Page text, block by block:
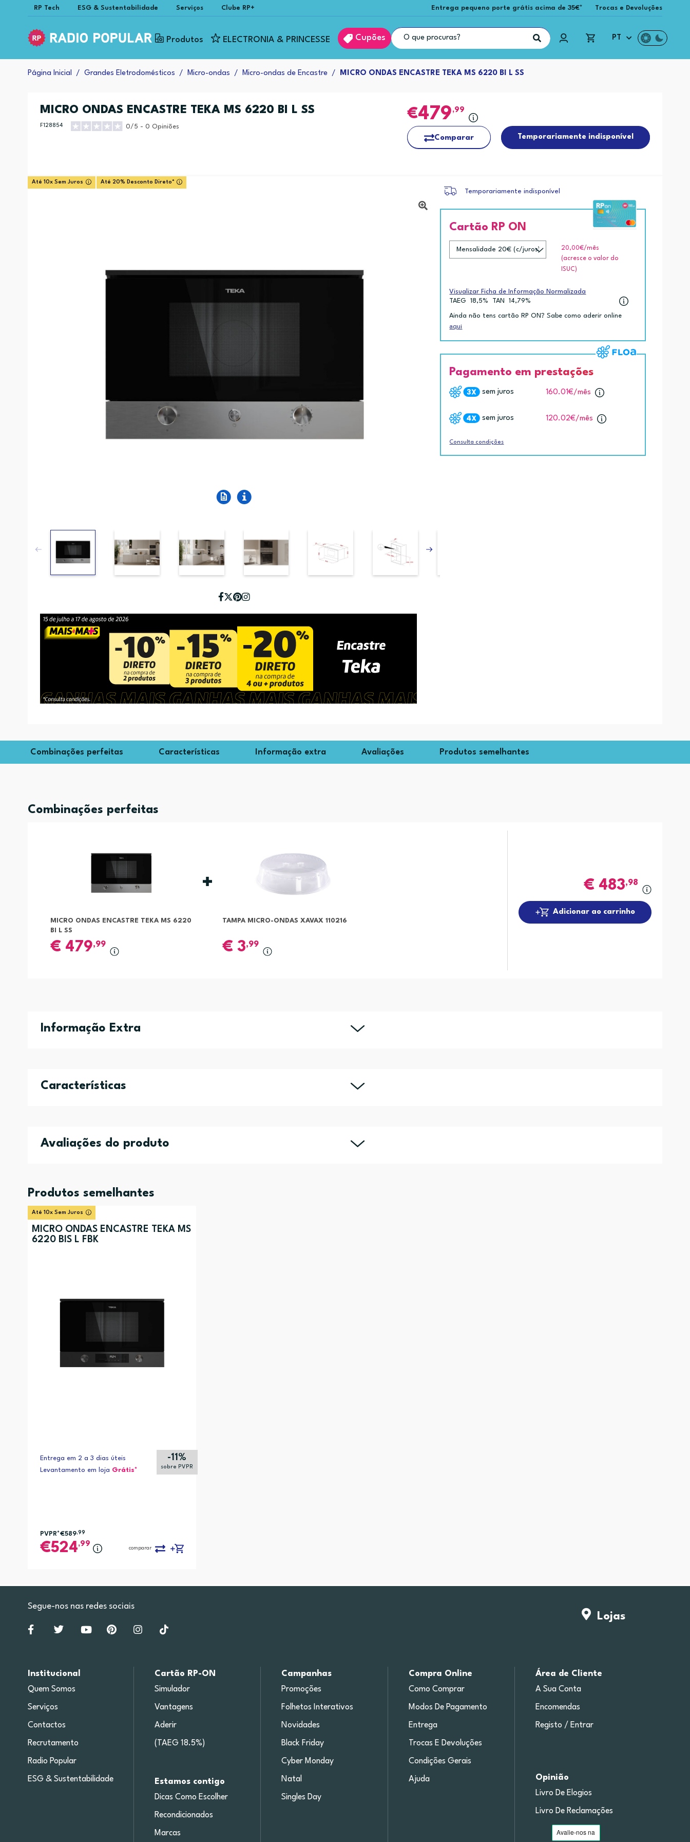
RP Tech ESG & Sustentabilidade Serviços Clube RP+ Entrega pequeno porte grátis acima de 35€* Trocas e Devoluções
Produtos ELECTRONIA & PRINCESSE Cupões PT
Página Inicial Grandes Eletrodomésticos Micro-ondas Micro-ondas de Encastre MICRO ONDAS ENCASTRE TEKA MS 6220 BI L SS
MICRO ONDAS ENCASTRE TEKA MS 6220 BI L SS
F128854 0/5 - 0 Opiniões
479 ,99
Comparar Temporariamente indisponível
Até 10x Sem Juros Até 20% Desconto Direto*
Temporariamente indisponível
Cartão RP ON
20,00€/mês
(acresce o valor do
ISUC)
Visualizar Ficha de Informação Normalizada
TAEG
18,5% TAN 14,79%
Ainda não tens cartão RP ON? Sabe como aderir online
aqui
Pagamento em prestações
sem juros 160.01€/mês
sem juros 120.02€/mês
Consulta condições
Combinações perfeitas Características Informação extra Avaliações Produtos semelhantes
Combinações perfeitas
MICRO ONDAS ENCASTRE TEKA MS 6220
BI L SS
€ 479,99
TAMPA MICRO-ONDAS XAVAX 110216
€ 3,99
€ 483,98
Adicionar ao carrinho
Informação Extra
Características
Avaliações do produto
Produtos semelhantes
Até 10x Sem Juros
MICRO ONDAS ENCASTRE TEKA MS
6220 BIS L FBK
Entrega em 2 a 3 dias úteis
Levantamento em loja Grátis*
-11%
sobre PVPR
PVPR*€589,99
524,99
comparar
Lojas
Segue-nos nas redes sociais
Institucional
Quem Somos
Serviços
Contactos
Recrutamento
Radio Popular
ESG & Sustentabilidade
Cartão RP-ON
Simulador
Vantagens
Aderir
(TAEG 18.5%)
Estamos contigo
Dicas Como Escolher
Recondicionados
Marcas
Campanhas
Promoções
Folhetos Interativos
Novidades
Black Friday
Cyber Monday
Natal
Singles Day
Compra Online
Como Comprar
Modos De Pagamento
Entrega
Trocas E Devoluções
Condições Gerais
Ajuda
Área de Cliente
A Sua Conta
Encomendas
Registo / Entrar
Opinião
Livro De Elogios
Livro De Reclamações